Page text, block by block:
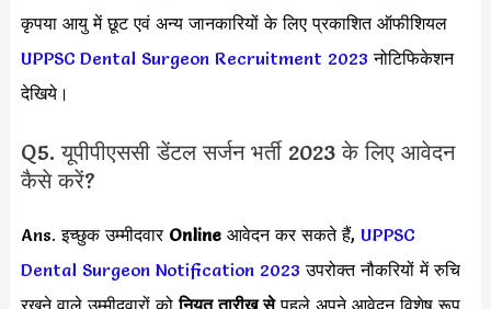
कृपया आयु में छूट एवं अन्य जानकारियों के लिए प्रकाशित ऑफीशियल
UPPSC Dental Surgeon Recruitment 2023 नोटिफिकेशन
देखिये।
Q5. यूपीपीएससी डेंटल सर्जन भर्ती 2023 के लिए आवेदन
कैसे करें?
Ans. इच्छुक उम्मीदवार Online आवेदन कर सकते हैं, UPPSC
Dental Surgeon Notification 2023 उपरोक्त नौकरियों में रुचि